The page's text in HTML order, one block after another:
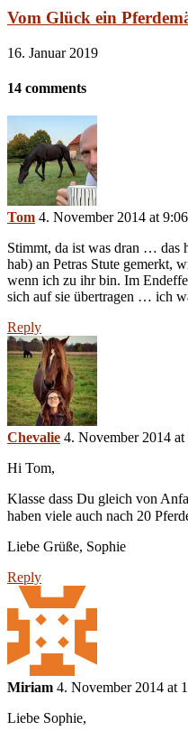
Vom Glück ein
16. Januar 2019
14 comments
Tom 4. November 2014 at 9:06
Stimmt, da ist was dran … das
hab) an Petras Stute gemerkt,
wenn ich zu ihr bin. Im
sich auf sie übertragen … ich
Reply
Chevalie 4. November 2014 at
Hi Tom,
Klasse dass Du gleich von
haben viele auch nach 20
Liebe Grüße, Sophie
Reply
Miriam 4. November 2014 at
Liebe Sophie,